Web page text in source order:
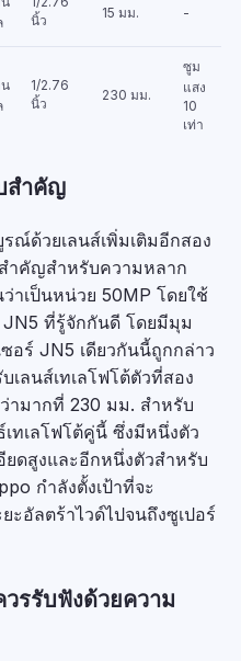
นิ้ว
15 มม. -
1/2.76
นิ้ว
230 มม.
ซูม
แสง
10
เท่า
สำคัญ
ณ์ด้วยเลนส์เพิ่มเติมอีกสอง
ำคัญสำหรับความหลาก
าเป็นหน่วย 50MP โดยใช้
JN5 ที่รู้จักกันดี โดยมีมุม
อร์ JN5 เดียวกันนี้ถูกกล่าว
ลนส์เทเลโฟโต้ตัวที่สอง
ามากที่ 230 มม. สำหรับ
ทเลโฟโต้คู่นี้ ซึ่งมีหนึ่งตัว
ยดสูงและอีกหนึ่งตัวสำหรับ
กำลังตั้งเป้าที่จะ
อัลตร้าไวด์ไปจนถึงซูเปอร์
รรับฟังด้วยความ